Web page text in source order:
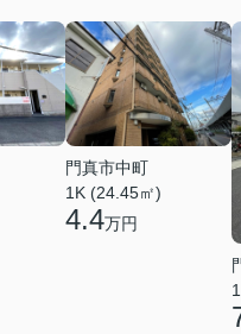
門真市中町
1K (24.45㎡)
4.4万円